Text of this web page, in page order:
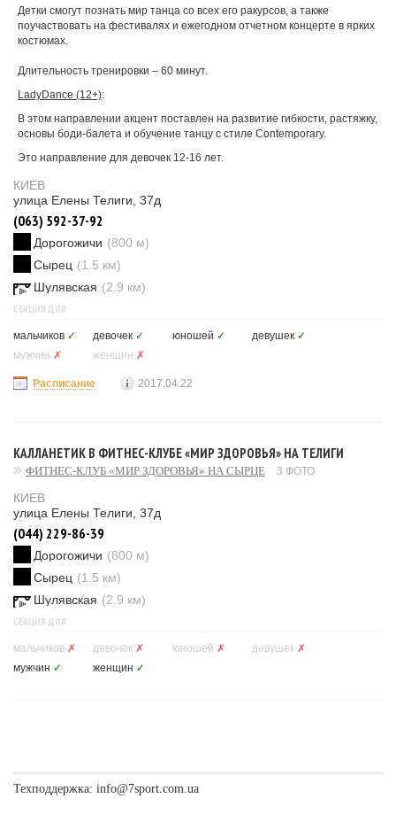
Детки смогут познать мир танца со всех его ракурсов, а также
поучаствовать на фестивалях и ежегодном отчетном концерте в ярких
костюмах.
Длительность тренировки – 60 минут.
LadyDance (12+):
В этом направлении акцент поставлен на развитие гибкости, растяжку,
основы боди-балета и обучение танцу с стиле Contemporary.
Это направление для девочек 12-16 лет.
КИЕВ
улица Елены Телиги, 37д
(063) 592-37-92
Дорогожичи (800 м)
Сырец (1.5 км)
Шулявская (2.9 км)
СЕКЦИЯ ДЛЯ
мальчиков ✓ девочек ✓ юношей ✓ девушек ✓
мужчин ✗ женщин ✗
Расписание 2017.04.22
КАЛЛАНЕТИК В ФИТНЕС-КЛУБЕ «МИР ЗДОРОВЬЯ» НА ТЕЛИГИ
ФИТНЕС-КЛУБ «МИР ЗДОРОВЬЯ» НА СЫРЦЕ 3 ФОТО
КИЕВ
улица Елены Телиги, 37д
(044) 229-86-39
Дорогожичи (800 м)
Сырец (1.5 км)
Шулявская (2.9 км)
СЕКЦИЯ ДЛЯ
мальчиков ✗ девочек ✗ юношей ✗ девушек ✗
мужчин ✓ женщин ✓
Техподдержка: info@7sport.com.ua